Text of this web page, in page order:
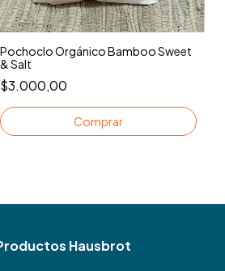
Pochoclo Orgánico Bamboo Sweet
& Salt
$3.000,00
Hausbrot